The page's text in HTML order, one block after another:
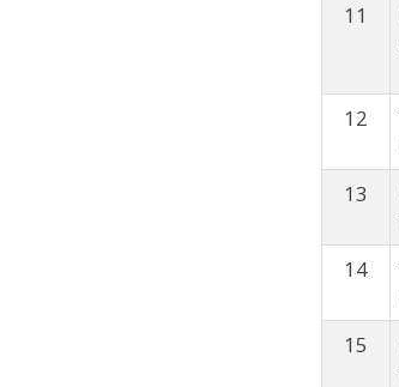
11
12
13
14
15